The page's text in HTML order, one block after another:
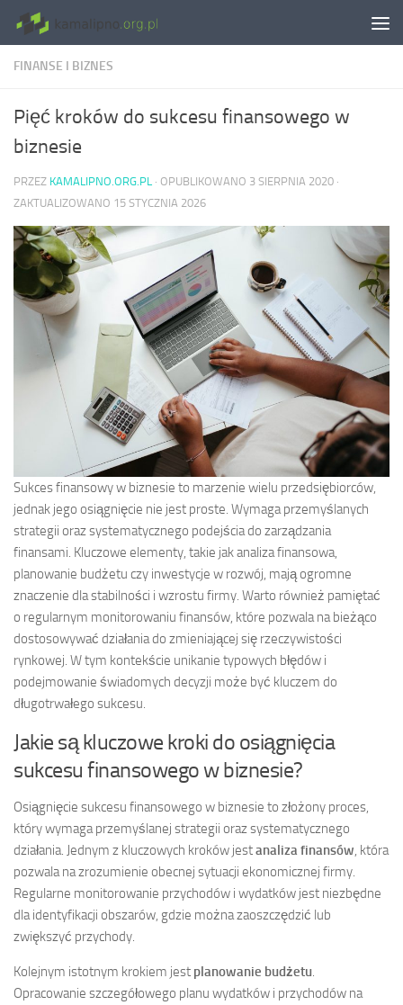
Skip to content
FINANSE I BIZNES
Pięć kroków do sukcesu finansowego w
biznesie
PRZEZ KAMALIPNO.ORG.PL · OPUBLIKOWANO 3 SIERPNIA 2020 ·
ZAKTUALIZOWANO 15 STYCZNIA 2026
Sukces finansowy w biznesie to marzenie wielu przedsiębiorców,
jednak jego osiągnięcie nie jest proste. Wymaga przemyślanych
strategii oraz systematycznego podejścia do zarządzania
finansami. Kluczowe elementy, takie jak analiza finansowa,
planowanie budżetu czy inwestycje w rozwój, mają ogromne
znaczenie dla stabilności i wzrostu firmy. Warto również pamiętać
o regularnym monitorowaniu finansów, które pozwala na bieżąco
dostosowywać działania do zmieniającej się rzeczywistości
rynkowej. W tym kontekście unikanie typowych błędów i
podejmowanie świadomych decyzji może być kluczem do
długotrwałego sukcesu.
Jakie są kluczowe kroki do osiągnięcia
sukcesu finansowego w biznesie?
Osiągnięcie sukcesu finansowego w biznesie to złożony proces,
który wymaga przemyślanej strategii oraz systematycznego
działania. Jednym z kluczowych kroków jestanaliza finansów, która
pozwala na zrozumienie obecnej sytuacji ekonomicznej firmy.
Regularne monitorowanie przychodów i wydatków jest niezbędne
dla identyfikacji obszarów, gdzie można zaoszczędzić lub
zwiększyć przychody.
Kolejnym istotnym krokiem jest planowanie budżetu.
Opracowanie szczegółowego planu wydatków i przychodów na